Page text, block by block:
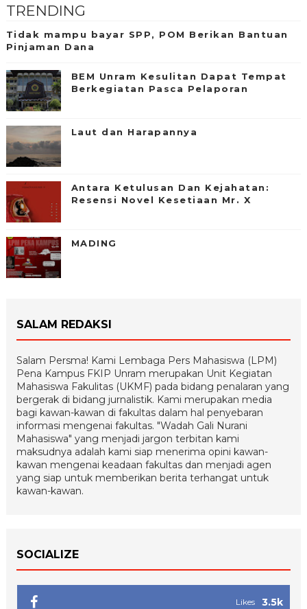
TRENDING
Tidak mampu bayar SPP, POM Berikan Bantuan
Pinjaman Dana
BEM Unram Kesulitan Dapat Tempat
Berkegiatan Pasca Pelaporan
Laut dan Harapannya
Antara Ketulusan Dan Kejahatan:
Resensi Novel Kesetiaan Mr. X
MADING
SALAM REDAKSI
Salam Persma! Kami Lembaga Pers Mahasiswa (LPM)
Pena Kampus FKIP Unram merupakan Unit Kegiatan
Mahasiswa Fakulitas (UKMF) pada bidang penalaran yang
bergerak di bidang jurnalistik. Kami merupakan media
bagi kawan-kawan di fakultas dalam hal penyebaran
informasi mengenai fakultas. "Wadah Gali Nurani
Mahasiswa" yang menjadi jargon terbitan kami
maksudnya adalah kami siap menerima opini kawan-
kawan mengenai keadaan fakultas dan menjadi agen
yang siap untuk memberikan berita terhangat untuk
kawan-kawan.
SOCIALIZE
3.5k
Likes